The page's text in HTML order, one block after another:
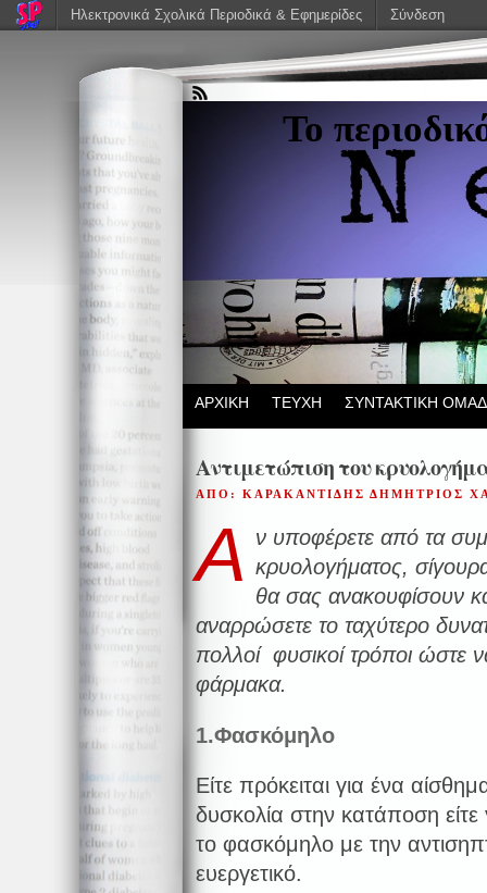
Το
ΑΡΧΙΚΗ ΤΕΥΧΗ ΣΥΝΤΑΚΤΙΚΗ
Αντιμετώπιση του
ΑΠΟ: ΚΑΡΑΚΑΝΤΙΔΗΣ ΔΗΜΗΤΡΙΟΣ
Α ν υποφέρετε από τα
κρυολογήματος,
θα σας ανακουφίσουν
αναρρώσετε το ταχύτερο
πολλοί φυσικοί τρόποι ώστε
φάρμακα.
1.Φασκόμηλο
Είτε πρόκειται για ένα
δυσκολία στην κατάποση
το φασκόμηλο με την
ευεργετικό.
Ηλεκτρονικά Σχολικά Περιοδικά & Εφημερίδες Σύνδεση